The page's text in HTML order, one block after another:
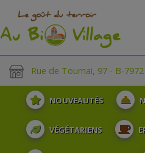
Rue de Tournai, 97 - B-7972
NOUVEAUTÉS
VÉGÉTARIENS